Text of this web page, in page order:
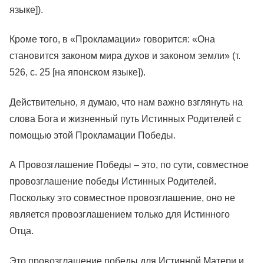
языке]).
Кроме того, в «Прокламации» говорится: «Она
становится законом мира духов и законом земли» (т.
526, с. 25 [на японском языке]).
Действительно, я думаю, что нам важно взглянуть на
слова Бога и жизненный путь Истинных Родителей с
помощью этой Прокламации Победы.
А Провозглашение Победы – это, по сути, совместное
провозглашение победы Истинных Родителей.
Поскольку это совместное провозглашение, оно не
является провозглашением только для Истинного
Отца.
Это провозглашение победы для Истинной Матери и